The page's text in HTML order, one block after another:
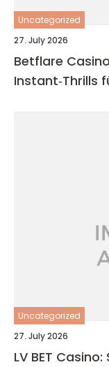
Uncategorized
27. July 2026
Betflare
Instant‑Thrills
Uncategorized
27. July 2026
LV BET